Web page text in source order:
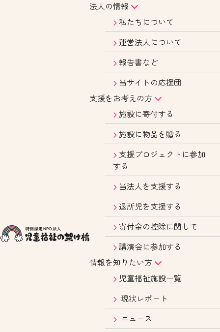
法人の情報
私たちについて
運営法人について
報告書など
当サイトの応援団
支援をお考えの方
施設に寄付する
施設に物品を贈る
支援プロジェクトに参加
する
当法人を支援する
退所児を支援する
寄付金の控除に関して
講演会に参加する
情報を知りたい方
児童福祉施設一覧
現状レポート
ニュース